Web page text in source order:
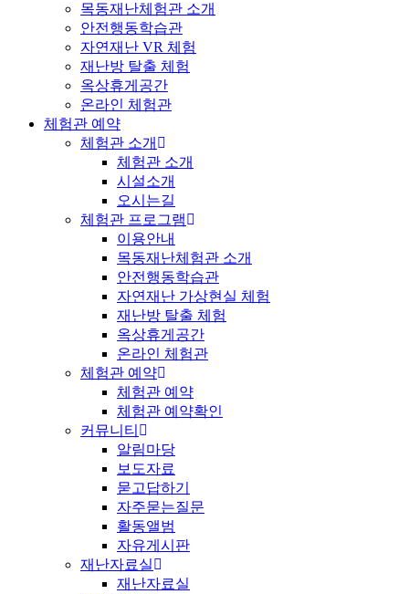
목동재난체험관 소개
안전행동학습관
자연재난 VR 체험
재난방 탈출 체험
옥상휴게공간
온라인 체험관
체험관 예약
체험관 소개
체험관 소개
시설소개
오시는길
체험관 프로그램
이용안내
목동재난체험관 소개
안전행동학습관
자연재난 가상현실 체험
재난방 탈출 체험
옥상휴게공간
온라인 체험관
체험관 예약
체험관 예약
체험관 예약확인
커뮤니티
알림마당
보도자료
묻고답하기
자주묻는질문
활동앨범
자유게시판
재난자료실
재난자료실